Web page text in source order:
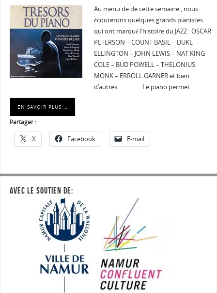
Au menu de de cette semaine , nous
écouterons quelques grands pianistes
qui ont marqué l’histoire du JAZZ : OSCAR
PETERSON – COUNT BASIE – DUKE
ELLINGTON – JOHN LEWIS – NAT KING
COLE – BUD POWELL – THELONIUS
MONK – ERROLL GARNER et bien
d’autres ………….. Le piano permet…
EN SAVOIR PLUS …
Partager :
X Facebook E-mail
AVEC LE SOUTIEN DE: